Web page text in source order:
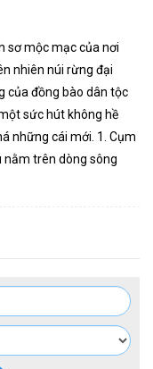
sơ mộc mạc của nơi
nhiên núi rừng đại
của đồng bào dân tộc
sức hút không hề
những cái mới. 1. Cụm
nằm trên dòng sông